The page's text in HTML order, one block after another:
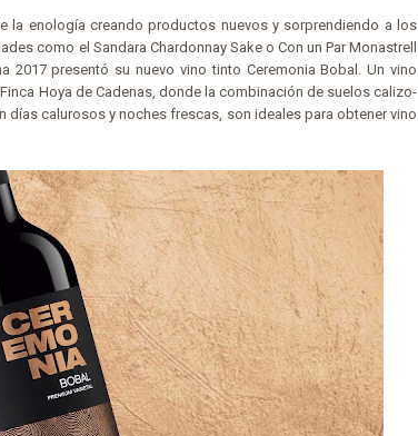
la enología creando productos nuevos y sorprendiendo a los
como el Sandara Chardonnay Sake o Con un Par Monastrell
2017 presentó su nuevo vino tinto Ceremonia Bobal. Un vino
Hoya de Cadenas, donde la combinación de suelos calizo-
días calurosos y noches frescas, son ideales para obtener vino